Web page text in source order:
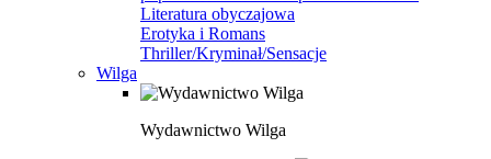
Literatura obyczajowa
Erotyka i Romans
Thriller/Kryminał/Sensacje
Wilga
Wydawnictwo Wilga